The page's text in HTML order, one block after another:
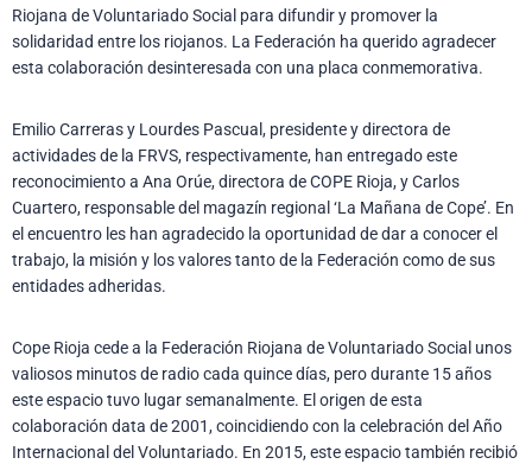
Riojana de Voluntariado Social para difundir y promover la
solidaridad entre los riojanos. La Federación ha querido agradecer
esta colaboración desinteresada con una placa conmemorativa.
Emilio Carreras y Lourdes Pascual, presidente y directora de
actividades de la FRVS, respectivamente, han entregado este
reconocimiento a Ana Orúe, directora de COPE Rioja, y Carlos
Cuartero, responsable del magazín regional ‘La Mañana de Cope’. En
el encuentro les han agradecido la oportunidad de dar a conocer el
trabajo, la misión y los valores tanto de la Federación como de sus
entidades adheridas.
Cope Rioja cede a la Federación Riojana de Voluntariado Social unos
valiosos minutos de radio cada quince días, pero durante 15 años
este espacio tuvo lugar semanalmente. El origen de esta
colaboración data de 2001, coincidiendo con la celebración del Año
Internacional del Voluntariado. En 2015, este espacio también recibió